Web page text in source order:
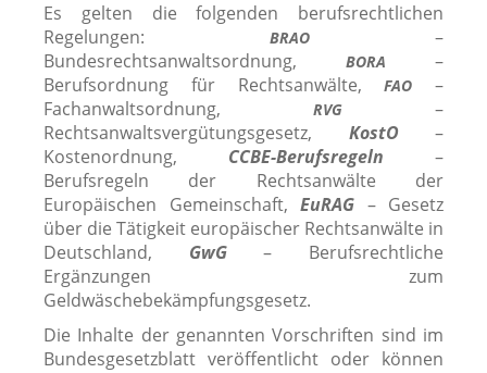
Es gel­ten die fol­gen­den berufs­recht­li­chen
Regelungen: BRAO –
Bundesrechtsanwaltsordnung, BORA
–
Berufsordnung für Rechtsanwälte,FAO –
Fachanwaltsordnung, RVG –
Rechtsanwaltsvergütungsgesetz, KostO–
Kostenordnung, CCBE-Berufsregeln –
Berufsregeln der Rechtsanwälte der
Europäischen Gemeinschaft, EuRAG – Gesetz
über die Tätigkeit euro­päi­scher Rechtsanwälte in
Deutschland, GwG– Berufsrechtliche
Ergänzungen zum
Geldwäschebekämpfungsgesetz.
Die Inhalte der genann­ten Vorschriften sind im
Bundesgesetzblatt ver­öf­fent­licht oder kön­nen